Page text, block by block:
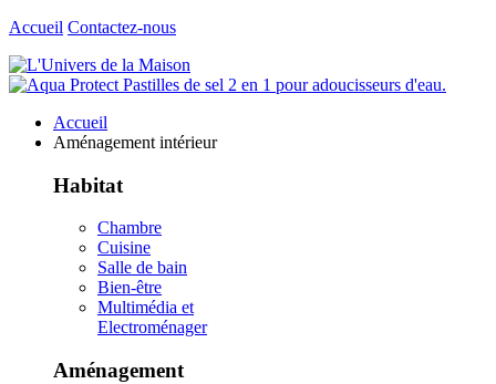
Accueil Contactez-nous
Accueil
Aménagement intérieur
Habitat
Chambre
Cuisine
Salle de bain
Bien-être
Multimédia et
Electroménager
Aménagement